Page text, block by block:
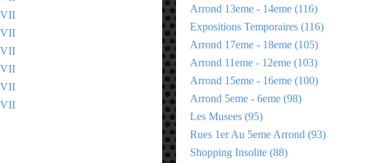
Arrond 13eme - 14eme (116)
Expositions Temporaires (116)
Arrond 17eme - 18eme (105)
Arrond 11eme - 12eme (103)
Arrond 15eme - 16eme (100)
Arrond 5eme - 6eme (98)
Les Musees (95)
Rues 1er Au 5eme Arrond (93)
Shopping Insolite (88)